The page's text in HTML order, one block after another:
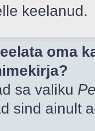
keelanud.
oma
sa valiku
sind ainult